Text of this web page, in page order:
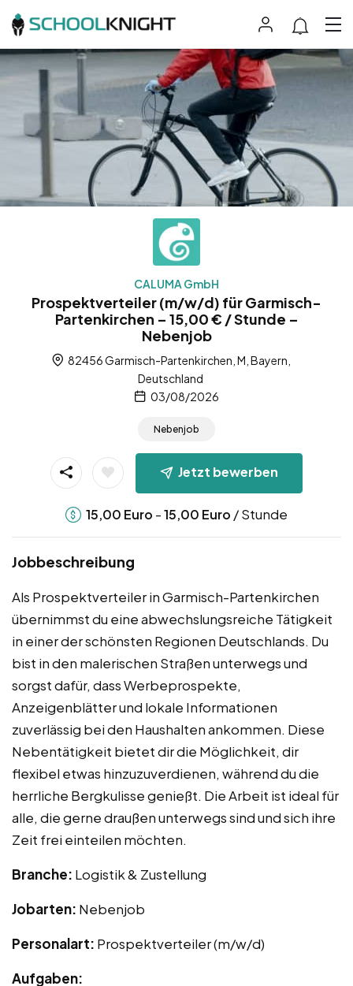
CALUMA GmbH
Prospektverteiler (m/w/d) für Garmisch-
Partenkirchen – 15,00 € / Stunde –
Nebenjob
82456 Garmisch-Partenkirchen, M, Bayern,
Deutschland
03/08/2026
Nebenjob
Jetzt bewerben
15,00 Euro -15,00 Euro / Stunde
Jobbeschreibung
Als Prospektverteiler in Garmisch-Partenkirchen
übernimmst du eine abwechslungsreiche Tätigkeit
in einer der schönsten Regionen Deutschlands. Du
bist in den malerischen Straßen unterwegs und
sorgst dafür, dass Werbeprospekte,
Anzeigenblätter und lokale Informationen
zuverlässig bei den Haushalten ankommen. Diese
Nebentätigkeit bietet dir die Möglichkeit, dir
flexibel etwas hinzuzuverdienen, während du die
herrliche Bergkulisse genießt. Die Arbeit ist ideal für
alle, die gerne draußen unterwegs sind und sich ihre
Zeit frei einteilen möchten.
Branche: Logistik & Zustellung
Jobarten: Nebenjob
Personalart: Prospektverteiler (m/w/d)
Aufgaben: